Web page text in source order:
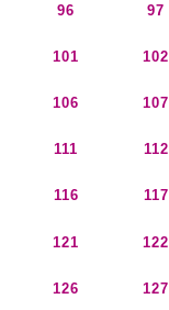
96 97
101 102
106 107
111 112
116 117
121 122
126 127